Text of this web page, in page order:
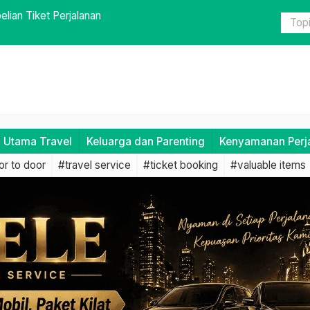
Travel di Trevele: Pentingnya Datang Lebih Awal
Utama Travel Keluarga dan Parenting Kenyamanan
to door #travel service #ticket booking #valuable items